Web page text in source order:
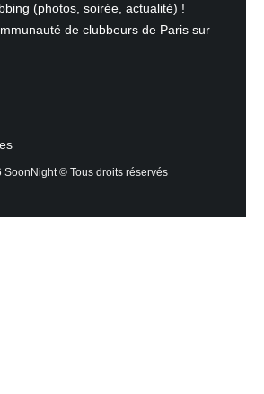
(photos, soirée, actualité) !
de clubbeurs de Paris sur
© Tous droits réservés